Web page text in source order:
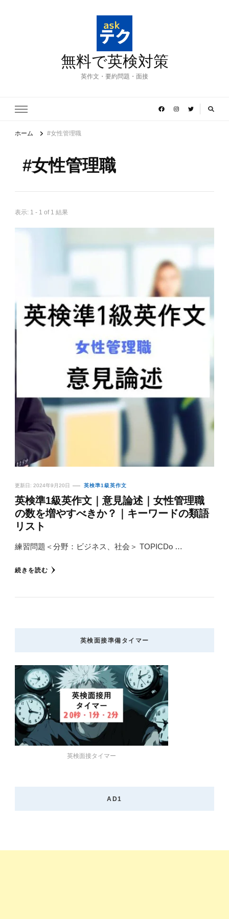
無料で英検対策
英作文・要約問題・面接
ホーム #女性管理職
#女性管理職
表示: 1 - 1 of 1 結果
更新日: 2024年9月20日 英検準1級英作文
英検準1級英作文｜意見論述｜女性管理職
の数を増やすべきか？｜キーワードの類語
リスト
練習問題＜分野：ビジネス、社会＞ TOPICDo …
続きを読む
英検面接準備タイマー
英検面接タイマー
AD1